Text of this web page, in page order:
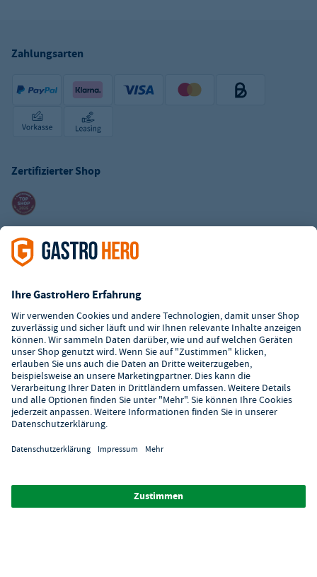
Zahlungsarten
Zertifizierter Shop
Digitaler Showroom
Kundenservice
Kontaktformular
Hilfe